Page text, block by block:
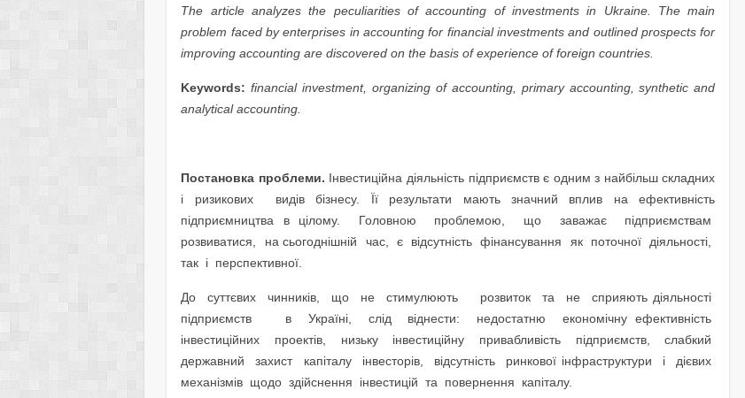
The article analyzes the peculiarities of accounting of investments in Ukraine. The main
problem faced by enterprises in accounting for financial investments and outlined prospects for
improving accounting are discovered on the basis of experience of foreign countries.
Keywords: financial investment, organizing of accounting, primary accounting, synthetic and
analytical accounting.
Постановка проблеми. Інвестиційна діяльність підприємств є одним з найбільш складних
і ризикових видів бізнесу. Її результати мають значний вплив на ефективність
підприємництва в цілому. Головною проблемою, що заважає підприємствам
розвиватися, на сьогоднішній час, є відсутність фінансування як поточної діяльності,
так і перспективної.
До суттєвих чинників, що не стимулюють розвиток та не сприяють діяльності
підприємств в Україні, слід віднести: недостатню економічну ефективність
інвестиційних проектів, низьку інвестиційну привабливість підприємств, слабкий
державний захист капіталу інвесторів, відсутність ринкової інфраструктури і дієвих
механізмів щодо здійснення інвестицій та повернення капіталу.